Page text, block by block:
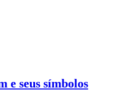
e seus símbolos